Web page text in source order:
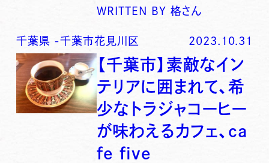
WRITTEN BY 格さん
千葉県 -千葉市花見川区 2023.10.31
【千葉市】素敵なイン
テリアに囲まれて、希
少なトラジャコーヒー
が味わえるカフェ、ca
fe five